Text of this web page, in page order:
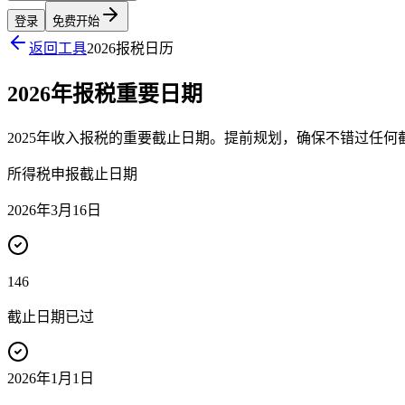
登录 免费开始
返回工具2026报税日历
2026年报税重要日期
2025年收入报税的重要截止日期。提前规划，确保不错过任何
所得税申报截止日期
2026年3月16日
146
截止日期已过
2026年1月1日